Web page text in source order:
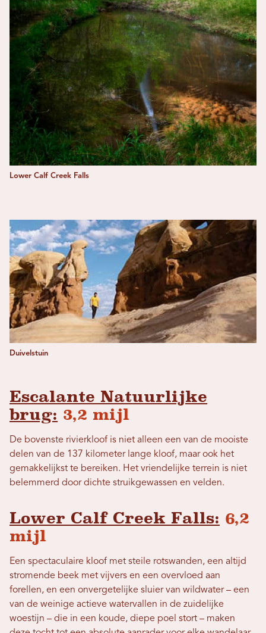
Lower Calf Creek Falls
Duivelstuin
Escalante Natuurlijke
brug: 3,2 mijl
De bovenste rivierkloof is niet alleen een van de mooiste
delen van de 137 kilometer lange kloof, maar ook het
gemakkelijkst te bereiken. Het vriendelijke terrein is niet
belemmerd door dichte struikgewassen en velden.
Lower Calf Creek Falls: 6,2
mijl
Een spectaculaire kloof met steile rotswanden, een altijd
stromende beek met vijvers en een overvloed aan
forellen, en een onvergetelijke sluier van wildwater – een
van de weinige actieve watervallen in de zuidelijke
woestijn – die in een koude, diepe poel stort – maken